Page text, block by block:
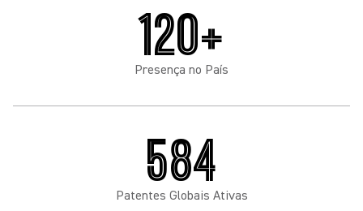
120+
Presença no País
584
Patentes Globais Ativas